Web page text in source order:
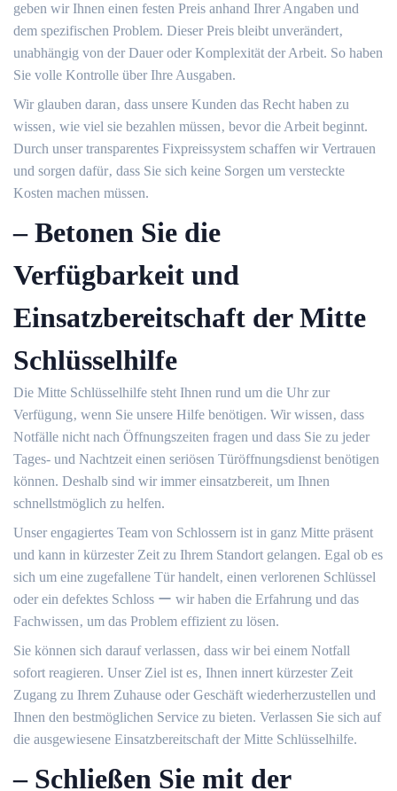
geben wir Ihnen einen festen Preis anhand Ihrer Angaben und
dem spezifischen Problem.​ Dieser Preis bleibt unverändert‚
unabhängig von der Dauer oder Komplexität der Arbeit. So haben
Sie volle Kontrolle über Ihre Ausgaben.​
Wir glauben daran‚ dass unsere Kunden das Recht haben zu
wissen‚ wie viel sie bezahlen müssen‚ bevor die Arbeit beginnt.​
Durch unser transparentes Fixpreissystem schaffen wir Vertrauen
und sorgen dafür‚ dass Sie sich keine Sorgen um versteckte
Kosten machen müssen.
– Betonen Sie die
Verfügbarkeit und
Einsatzbereitschaft der Mitte
Schlüsselhilfe
Die Mitte Schlüsselhilfe steht Ihnen rund um die Uhr zur
Verfügung‚ wenn Sie unsere Hilfe benötigen.​ Wir wissen‚ dass
Notfälle nicht nach Öffnungszeiten fragen und dass Sie zu jeder
Tages- und Nachtzeit einen seriösen Türöffnungsdienst benötigen
können.​ Deshalb sind wir immer einsatzbereit‚ um Ihnen
schnellstmöglich zu helfen.​
Unser engagiertes Team von Schlossern ist in ganz Mitte präsent
und kann in kürzester Zeit zu Ihrem Standort gelangen.​ Egal ob es
sich um eine zugefallene Tür handelt‚ einen verlorenen Schlüssel
oder ein defektes Schloss ー wir haben die Erfahrung und das
Fachwissen‚ um das Problem effizient zu lösen.​
Sie können sich darauf verlassen‚ dass wir bei einem Notfall
sofort reagieren.​ Unser Ziel ist es‚ Ihnen innert kürzester Zeit
Zugang zu Ihrem Zuhause oder Geschäft wiederherzustellen und
Ihnen den bestmöglichen Service zu bieten. Verlassen Sie sich auf
die ausgewiesene Einsatzbereitschaft der Mitte Schlüsselhilfe.​
– Schließen Sie mit der